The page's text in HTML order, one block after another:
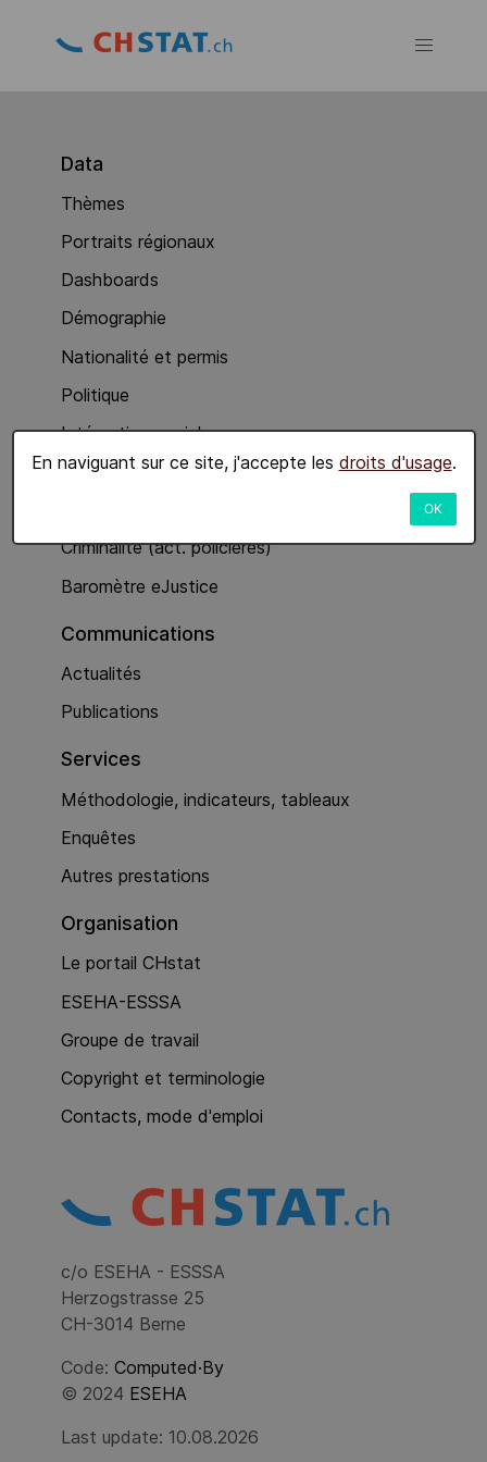
En naviguant sur ce site, j'accepte les droits d'usage.
OK
Data
Thèmes
Portraits régionaux
Dashboards
Démographie
Nationalité et permis
Politique
Intégration sociale
Economie
Criminalité (act. policières)
Baromètre eJustice
Communications
Actualités
Publications
Services
Méthodologie, indicateurs, tableaux
Enquêtes
Autres prestations
Organisation
Le portail CHstat
ESEHA-ESSSA
Groupe de travail
Copyright et terminologie
Contacts, mode d'emploi
c/o ESEHA - ESSSA
Herzogstrasse 25
CH-3014 Berne
Code: Computed·By
© 2024 ESEHA
Last update: 10.08.2026